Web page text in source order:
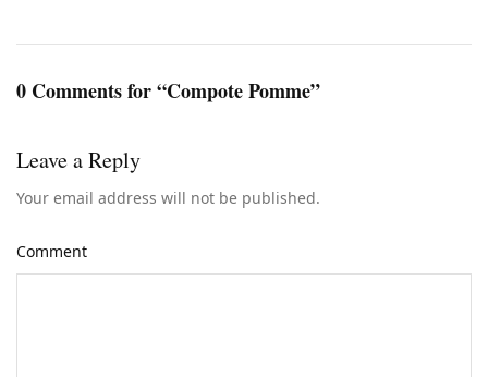
0 Comments for “Compote Pomme”
Leave a Reply
Your email address will not be published.
Comment